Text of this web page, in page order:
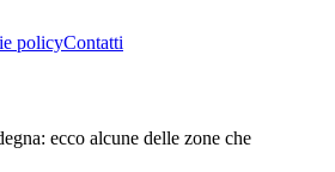
policyContatti
ecco alcune delle zone che